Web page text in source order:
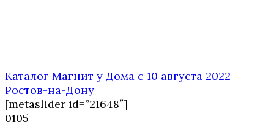
Каталог Магнит у Дома с 10 августа 2022
Ростов-на-Дону
[metaslider id=”21648″]
0105